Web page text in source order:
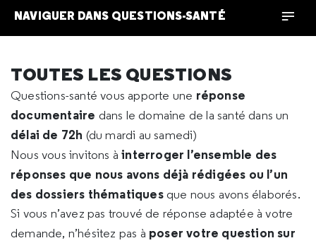
NAVIGUER DANS QUESTIONS-SANTÉ
TOUTES LES QUESTIONS
Questions-santé vous apporte une réponse
documentaire dans le domaine de la santé dans un
délai de 72h (du mardi au samedi)
Nous vous invitons àinterroger l’ensemble des
réponses que nous avons déjà rédigées ou l’un
des dossiers thématiques que nous avons élaborés.
Si vous n’avez pas trouvé de réponse adaptée à votre
demande, n’hésitez pas à poser votre question sur